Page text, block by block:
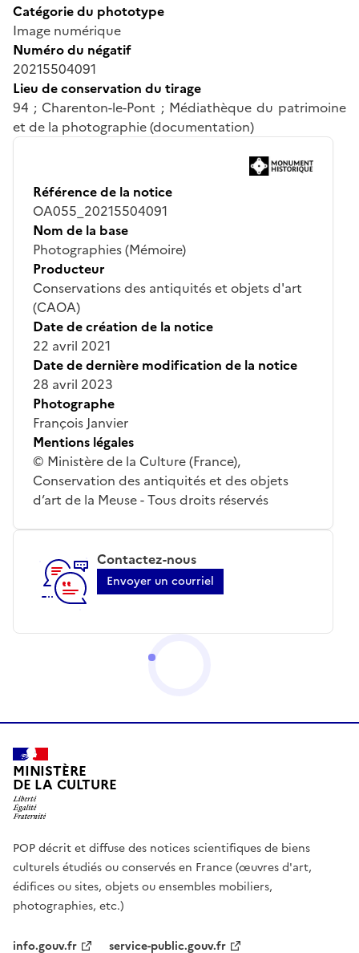
Catégorie du phototype
Image numérique
Numéro du négatif
20215504091
Lieu de conservation du tirage
94 ; Charenton-le-Pont ; Médiathèque du patrimoine
et de la photographie (documentation)
Référence de la notice
OA055_20215504091
Nom de la base
Photographies (Mémoire)
Producteur
Conservations des antiquités et objets d'art
(CAOA)
Date de création de la notice
22 avril 2021
Date de dernière modification de la notice
28 avril 2023
Photographe
François Janvier
Mentions légales
© Ministère de la Culture (France),
Conservation des antiquités et des objets
d’art de la Meuse - Tous droits réservés
Contactez-nous
Envoyer un courriel
MINISTÈRE
DE LA CULTURE
POP décrit et diffuse des notices scientifiques de biens
culturels étudiés ou conservés en France (œuvres d'art,
édifices ou sites, objets ou ensembles mobiliers,
photographies, etc.)
info.gouv.fr service-public.gouv.fr